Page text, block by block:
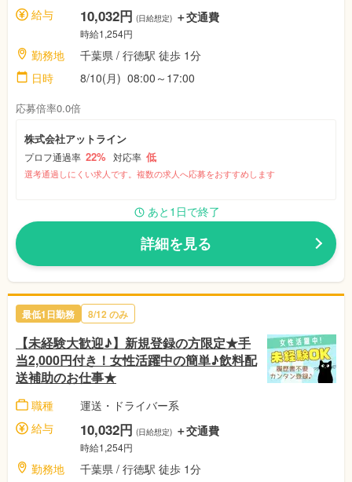
給与
10,032円 (日給想定) ＋交通費
時給1,254円
勤務地
千葉県 / 行徳駅 徒歩 1分
日時
8/10(月) 08:00～17:00
応募倍率0.0倍
株式会社アットライン
プロフ通過率 22% 対応率 低
選考通過しにくい求人です。複数の求人へ応募をおすすめします
あと1日で終了
詳細を見る
最低1日勤務 8/12 のみ
【未経験大歓迎♪】新規登録の方限定★手
当2,000円付き！女性活躍中の簡単♪飲料配
送補助のお仕事★
職種
運送・ドライバー系
給与
10,032円 (日給想定) ＋交通費
時給1,254円
勤務地
千葉県 / 行徳駅 徒歩 1分